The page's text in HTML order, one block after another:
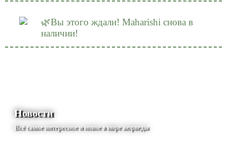
🌿Вы этого ждали! Maharishi снова в
наличии!
Новости
Всё самое интересное и новое в мире аюрведы